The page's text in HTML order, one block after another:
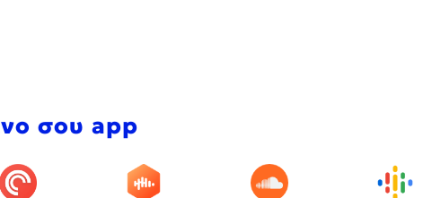
σου app